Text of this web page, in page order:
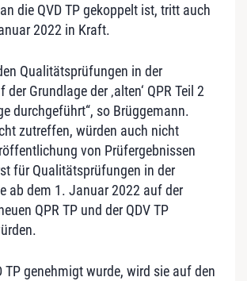
die QVD TP gekoppelt ist, tritt auch
2022 in Kraft.
Qualitätsprüfungen in der
Grundlage der ‚alten‘ QPR Teil 2
durchgeführt“, so Brüggemann.
zutreffen, würden auch nicht
von Prüfergebnissen
für Qualitätsprüfungen in der
ab dem 1. Januar 2022 auf der
QPR TP und der QDV TP
TP genehmigt wurde, wird sie auf den